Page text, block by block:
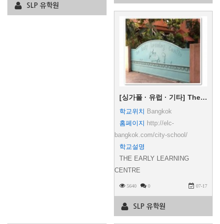
SLP 유학원
[싱가폴 · 유럽 · 기타] The Early Learning Centre (ELC)
학교위치 Bangkok
홈페이지 http://elc-
bangkok.com/city-school/
학교설명
THE EARLY LEARNING
CENTRE
5640 0 07-17
SLP 유학원